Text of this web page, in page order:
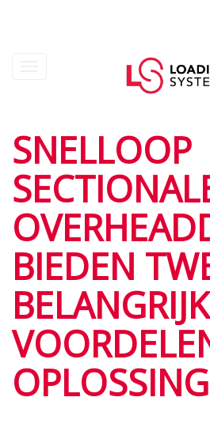
User
account
menu
SNELLOOP
BIEDEN
OPLOSSING